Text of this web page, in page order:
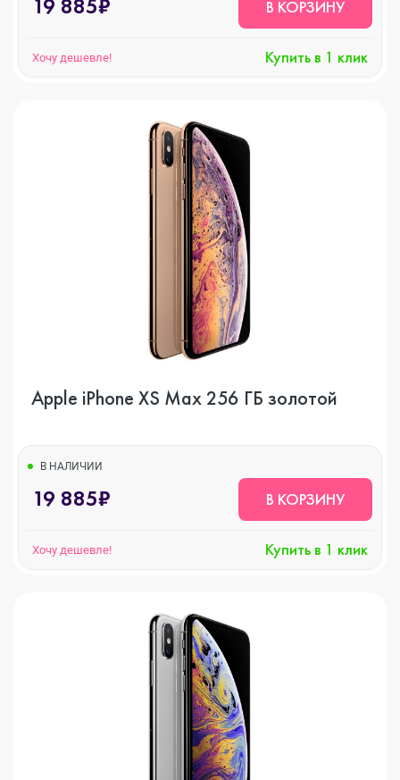
19 885₽ В КОРЗИНУ
Хочу дешевле! Купить в 1 клик
Apple iPhone XS Max 256 ГБ золотой
В НАЛИЧИИ
19 885₽ В КОРЗИНУ
Хочу дешевле! Купить в 1 клик